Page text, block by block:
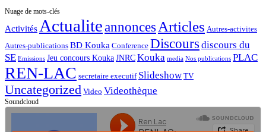
Nuage de mots-clés
Activités Actualiteannonces Articles Autres-activites
Autres-publications BD Kouka Conference Discours discours du
SE Emissions Jeu concours KoukaJNRCKouka media Nos publications PLAC
REN-LAC secretaire executif Slideshow TV
Uncategorized Video Videothèque
Soundcloud